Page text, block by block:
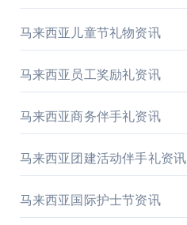
马来西亚儿童节礼物资讯
马来西亚员工奖励礼资讯
马来西亚商务伴手礼资讯
马来西亚团建活动伴手礼资讯
马来西亚国际护士节资讯